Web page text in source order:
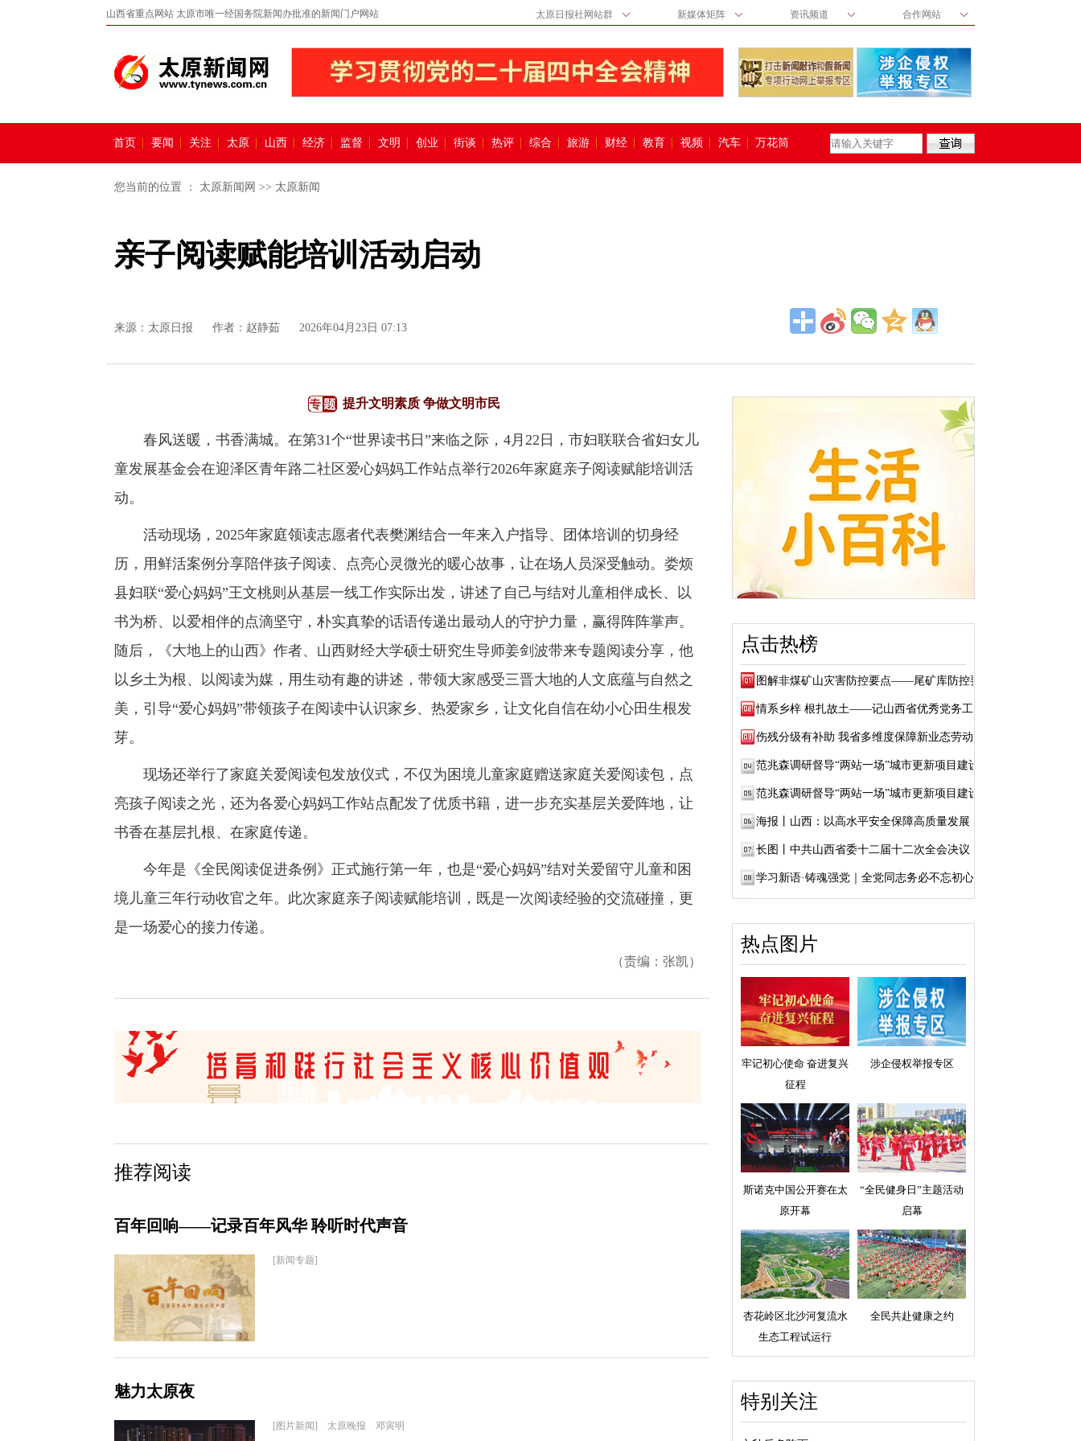
山西省重点网站 太原市唯一经国务院新闻办批准的新闻门户网站 太原日报社网站群 新媒体矩阵 资讯频道 合作网站
首页 要闻 关注 太原 山西 经济 监督 文明 创业 街谈 热评 综合 旅游 财经 教育 视频 汽车 万花筒
您当前的位置 ： 太原新闻网 >> 太原新闻
亲子阅读赋能培训活动启动
来源： 太原日报 作者：赵静茹 2026年04月23日 07:13
提升文明素质 争做文明市民
春风送暖，书香满城。在第31个“世界读书日”来临之际，4月22日，市妇联联合省妇女儿
童发展基金会在迎泽区青年路二社区爱心妈妈工作站点举行2026年家庭亲子阅读赋能培训活
动。
活动现场，2025年家庭领读志愿者代表樊渊结合一年来入户指导、团体培训的切身经
历，用鲜活案例分享陪伴孩子阅读、点亮心灵微光的暖心故事，让在场人员深受触动。娄烦
县妇联“爱心妈妈”王文桃则从基层一线工作实际出发，讲述了自己与结对儿童相伴成长、以
书为桥、以爱相伴的点滴坚守，朴实真挚的话语传递出最动人的守护力量，赢得阵阵掌声。
随后，《大地上的山西》作者、山西财经大学硕士研究生导师姜剑波带来专题阅读分享，他
以乡土为根、以阅读为媒，用生动有趣的讲述，带领大家感受三晋大地的人文底蕴与自然之
美，引导“爱心妈妈”带领孩子在阅读中认识家乡、热爱家乡，让文化自信在幼小心田生根发
芽。
现场还举行了家庭关爱阅读包发放仪式，不仅为困境儿童家庭赠送家庭关爱阅读包，点
亮孩子阅读之光，还为各爱心妈妈工作站点配发了优质书籍，进一步充实基层关爱阵地，让
书香在基层扎根、在家庭传递。
今年是《全民阅读促进条例》正式施行第一年，也是“爱心妈妈”结对关爱留守儿童和困
境儿童三年行动收官之年。此次家庭亲子阅读赋能培训，既是一次阅读经验的交流碰撞，更
是一场爱心的接力传递。
（责编：张凯）
推荐阅读
百年回响——记录百年风华 聆听时代声音
[新闻专题]
魅力太原夜
[图片新闻] 太原晚报 邓寅明
点击热榜
图解非煤矿山灾害防控要点——尾矿库防控要点
情系乡梓 根扎故土——记山西省优秀党务工作...
伤残分级有补助 我省多维度保障新业态劳动者...
范兆森调研督导“两站一场”城市更新项目建设
范兆森调研督导“两站一场”城市更新项目建设
海报丨山西：以高水平安全保障高质量发展
长图丨中共山西省委十二届十二次全会决议
学习新语·铸魂强党｜全党同志务必不忘初心、...
热点图片
牢记初心使命 奋进复兴
征程
涉企侵权举报专区
斯诺克中国公开赛在太
原开幕
“全民健身日”主题活动
启幕
杏花岭区北沙河复流水
生态工程试运行
全民共赴健康之约
特别关注